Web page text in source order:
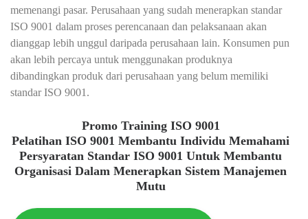
memenangi pasar. Perusahaan yang sudah menerapkan standar
ISO 9001 dalam proses perencanaan dan pelaksanaan akan
dianggap lebih unggul daripada perusahaan lain. Konsumen pun
akan lebih percaya untuk menggunakan produknya
dibandingkan produk dari perusahaan yang belum memiliki
standar ISO 9001.
Promo Training ISO 9001
Pelatihan ISO 9001 Membantu Individu Memahami
Persyaratan Standar ISO 9001 Untuk Membantu
Organisasi Dalam Menerapkan Sistem Manajemen
Mutu